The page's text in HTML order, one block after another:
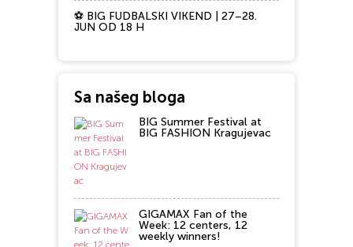
⚽ BIG FUDBALSKI VIKEND | 27–28.
JUN OD 18 H
Sa našeg bloga
BIG Summer Festival at
BIG FASHION Kragujevac
GIGAMAX Fan of the
Week: 12 centers, 12
weekly winners!